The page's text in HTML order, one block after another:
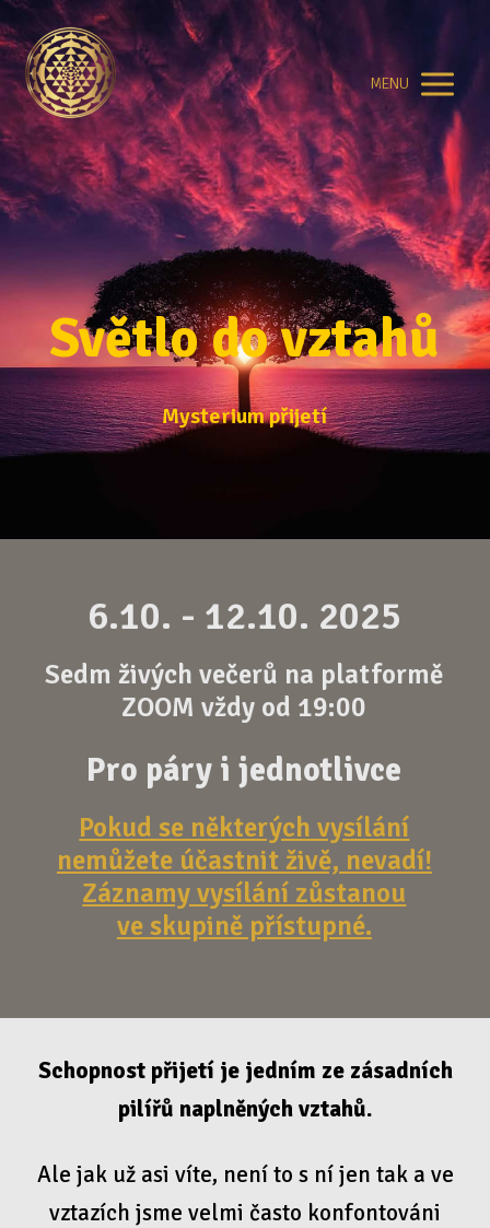
MENU
Světlo do vztahů
Mysterium přijetí
6.10. - 12.10. 2025
Sedm živých večerů na platformě
ZOOM vždy od 19:00
Pro páry i jednotlivce
Pokud se některých vysílání
nemůžete účastnit živě, nevadí!
Záznamy vysílání zůstanou
ve skupině přístupné.
Schopnost přijetí je jedním ze zásadních
pilířů naplněných vztahů.
Ale jak už asi víte, není to s ní jen tak a ve
vztazích jsme velmi často konfontováni